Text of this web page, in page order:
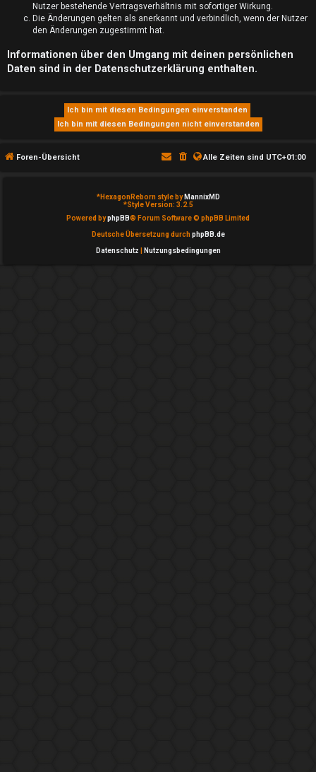
h
F
Nutzer bestehende Vertragsverhältnis mit sofortiger Wirkung.
Die Änderungen gelten als anerkannt und verbindlich, wenn der Nutzer
den Änderungen zugestimmt hat.
Informationen über den Umgang mit deinen persönlichen
Daten sind in der Datenschutzerklärung enthalten.
Foren-Übersicht Alle Zeiten sind UTC+01:00
*HexagonReborn style by MannixMD
*Style Version: 3.2.5
Powered byphpBB® Forum Software © phpBB Limited
Deutsche Übersetzung durch phpBB.de
Datenschutz Nutzungsbedingungen